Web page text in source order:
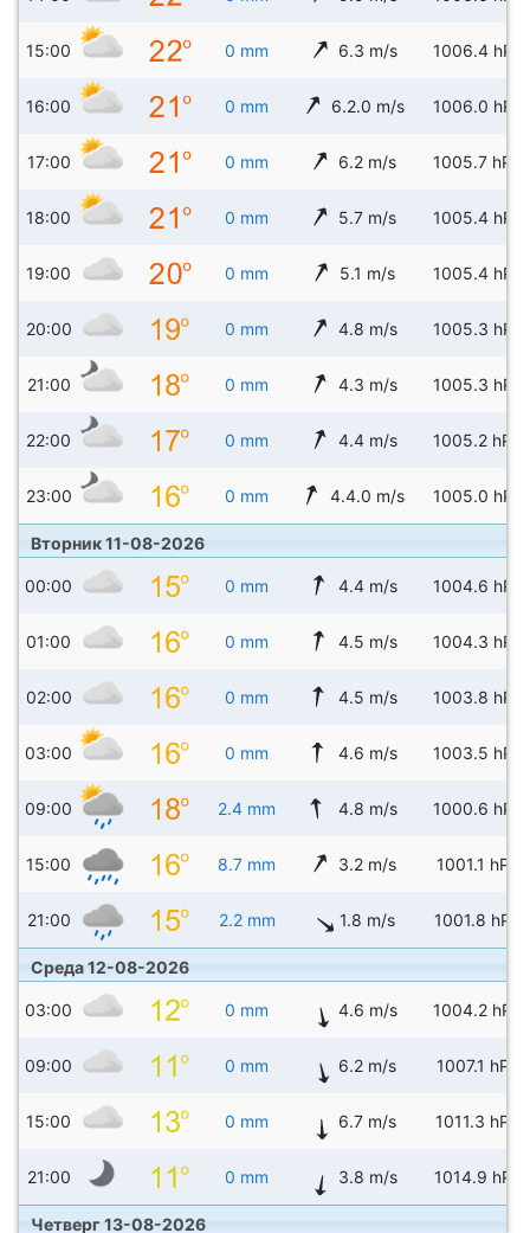
15:00 0 mm 6.3 m/s 1006.4 hPa
16:00 0 mm 6.2.0 m/s 1006.0 hPa
17:00 0 mm 6.2 m/s 1005.7 hPa
18:00 0 mm 5.7 m/s 1005.4 hPa
19:00 0 mm 5.1 m/s 1005.4 hPa
20:00 0 mm 4.8 m/s 1005.3 hPa
21:00 0 mm 4.3 m/s 1005.3 hPa
22:00 0 mm 4.4 m/s 1005.2 hPa
23:00 0 mm 4.4.0 m/s 1005.0 hPa
Вторник 11-08-2026
00:00 0 mm 4.4 m/s 1004.6 hPa
01:00 0 mm 4.5 m/s 1004.3 hPa
02:00 0 mm 4.5 m/s 1003.8 hPa
03:00 0 mm 4.6 m/s 1003.5 hPa
09:00 2.4 mm 4.8 m/s 1000.6 hPa
15:00 8.7 mm 3.2 m/s 1001.1 hPa
21:00 2.2 mm 1.8 m/s 1001.8 hPa
Среда 12-08-2026
03:00 0 mm 4.6 m/s 1004.2 hPa
09:00 0 mm 6.2 m/s 1007.1 hPa
15:00 0 mm 6.7 m/s 1011.3 hPa
21:00 0 mm 3.8 m/s 1014.9 hPa
Четверг 13-08-2026